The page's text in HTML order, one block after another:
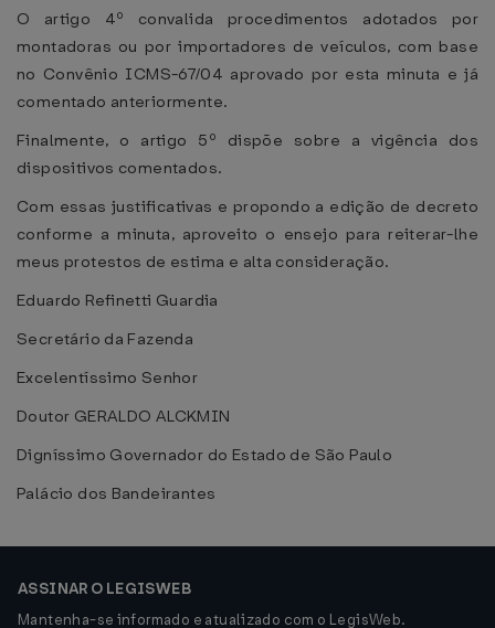
O artigo 4º convalida procedimentos adotados por
montadoras ou por importadores de veículos, com base
no Convênio ICMS-67/04 aprovado por esta minuta e já
comentado anteriormente.
Finalmente, o artigo 5º dispõe sobre a vigência dos
dispositivos comentados.
Com essas justificativas e propondo a edição de decreto
conforme a minuta, aproveito o ensejo para reiterar-lhe
meus protestos de estima e alta consideração.
Eduardo Refinetti Guardia
Secretário da Fazenda
Excelentíssimo Senhor
Doutor GERALDO ALCKMIN
Digníssimo Governador do Estado de São Paulo
Palácio dos Bandeirantes
ASSINAR O LEGISWEB
Mantenha-se informado e atualizado com o LegisWeb.